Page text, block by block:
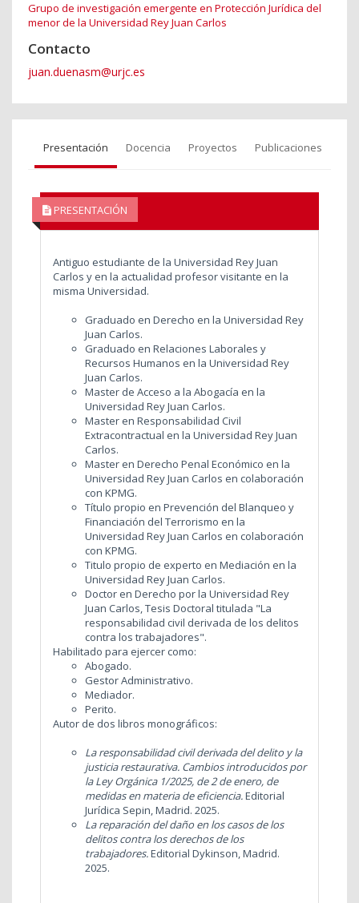
Grupo de investigación emergente en Protección Jurídica del
menor de la Universidad Rey Juan Carlos
Contacto
juan.duenasm@urjc.es
Presentación Docencia Proyectos Publicaciones
PRESENTACIÓN
Antiguo estudiante de la Universidad Rey Juan
Carlos y en la actualidad profesor visitante en la
misma Universidad.
Graduado en Derecho en la Universidad Rey
Juan Carlos.
Graduado en Relaciones Laborales y
Recursos Humanos en la Universidad Rey
Juan Carlos.
Master de Acceso a la Abogacía en la
Universidad Rey Juan Carlos.
Master en Responsabilidad Civil
Extracontractual en la Universidad Rey Juan
Carlos.
Master en Derecho Penal Económico en la
Universidad Rey Juan Carlos en colaboración
con KPMG.
Título propio en Prevención del Blanqueo y
Financiación del Terrorismo en la
Universidad Rey Juan Carlos en colaboración
con KPMG.
Titulo propio de experto en Mediación en la
Universidad Rey Juan Carlos.
Doctor en Derecho por la Universidad Rey
Juan Carlos, Tesis Doctoral titulada "La
responsabilidad civil derivada de los delitos
contra los trabajadores".
Habilitado para ejercer como:
Abogado.
Gestor Administrativo.
Mediador.
Perito.
Autor de dos libros monográficos:
La responsabilidad civil derivada del delito y la
justicia restaurativa. Cambios introducidos por
la Ley Orgánica 1/2025, de 2 de enero, de
medidas en materia de eficiencia.Editorial
Jurídica Sepin, Madrid. 2025.
La reparación del daño en los casos de los
delitos contra los derechos de los
trabajadores.Editorial Dykinson, Madrid.
2025.